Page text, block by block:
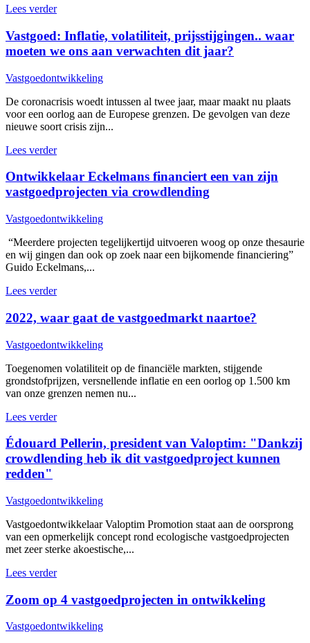
Lees verder
Vastgoed: Inflatie, volatiliteit, prijsstijgingen.. waar
moeten we ons aan verwachten dit jaar?
Vastgoedontwikkeling
De coronacrisis woedt intussen al twee jaar, maar maakt nu plaats
voor een oorlog aan de Europese grenzen. De gevolgen van deze
nieuwe soort crisis zijn...
Lees verder
Ontwikkelaar Eckelmans financiert een van zijn
vastgoedprojecten via crowdlending
Vastgoedontwikkeling
“Meerdere projecten tegelijkertijd uitvoeren woog op onze thesaurie
en wij gingen dan ook op zoek naar een bijkomende financiering”
Guido Eckelmans,...
Lees verder
2022, waar gaat de vastgoedmarkt naartoe?
Vastgoedontwikkeling
Toegenomen volatiliteit op de financiële markten, stijgende
grondstofprijzen, versnellende inflatie en een oorlog op 1.500 km
van onze grenzen nemen nu...
Lees verder
Édouard Pellerin, president van Valoptim: "Dankzij
crowdlending heb ik dit vastgoedproject kunnen
redden"
Vastgoedontwikkeling
Vastgoedontwikkelaar Valoptim Promotion staat aan de oorsprong
van een opmerkelijk concept rond ecologische vastgoedprojecten
met zeer sterke akoestische,...
Lees verder
Zoom op 4 vastgoedprojecten in ontwikkeling
Vastgoedontwikkeling